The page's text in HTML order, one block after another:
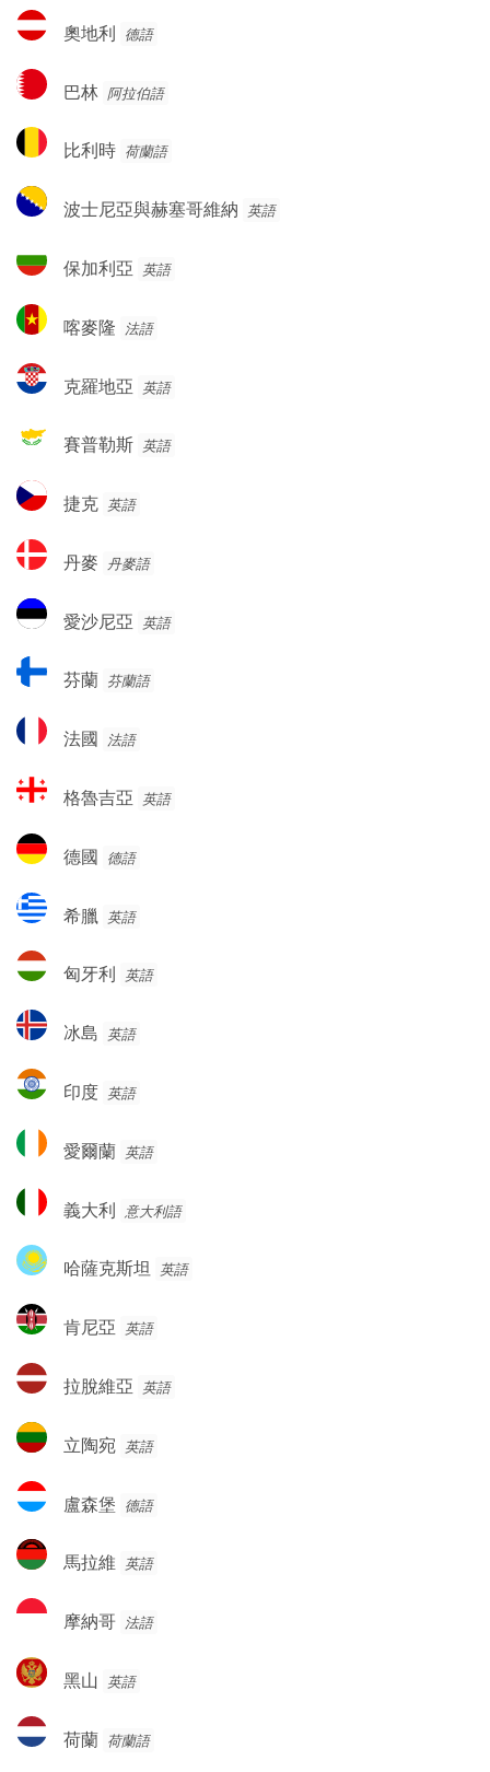
奧
地
奧地利 德語
巴
林
巴林 阿拉伯語
比
利
比利時 荷蘭語
波
士
亞
赫
哥
維
波士尼亞與赫塞哥維納 英語
保
加
亞
保加利亞 英語
喀
麥
喀麥隆 法語
克
羅
亞
克羅地亞 英語
賽
普
斯
賽普勒斯 英語
捷
克
捷克 英語
丹
麥
丹麥 丹麥語
愛
沙
亞
愛沙尼亞 英語
芬
蘭
芬蘭 芬蘭語
法
國
法國 法語
格
魯
亞
格魯吉亞 英語
德
國
德國 德語
希
臘
希臘 英語
匈
牙
匈牙利 英語
冰
島
冰島 英語
印
度
印度 英語
愛
爾
愛爾蘭 英語
義
大
義大利 意大利語
哈
薩
斯
哈薩克斯坦 英語
肯
尼
肯尼亞 英語
拉
脫
亞
拉脫維亞 英語
立
陶
立陶宛 英語
盧
森
盧森堡 德語
馬
拉
馬拉維 英語
摩
納
摩納哥 法語
黑
山
黑山 英語
荷
蘭
荷蘭 荷蘭語